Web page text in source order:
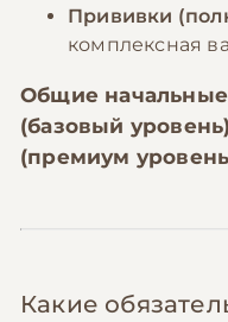
Прививки
комплексная
Общие
(базовый
(премиум
Какие